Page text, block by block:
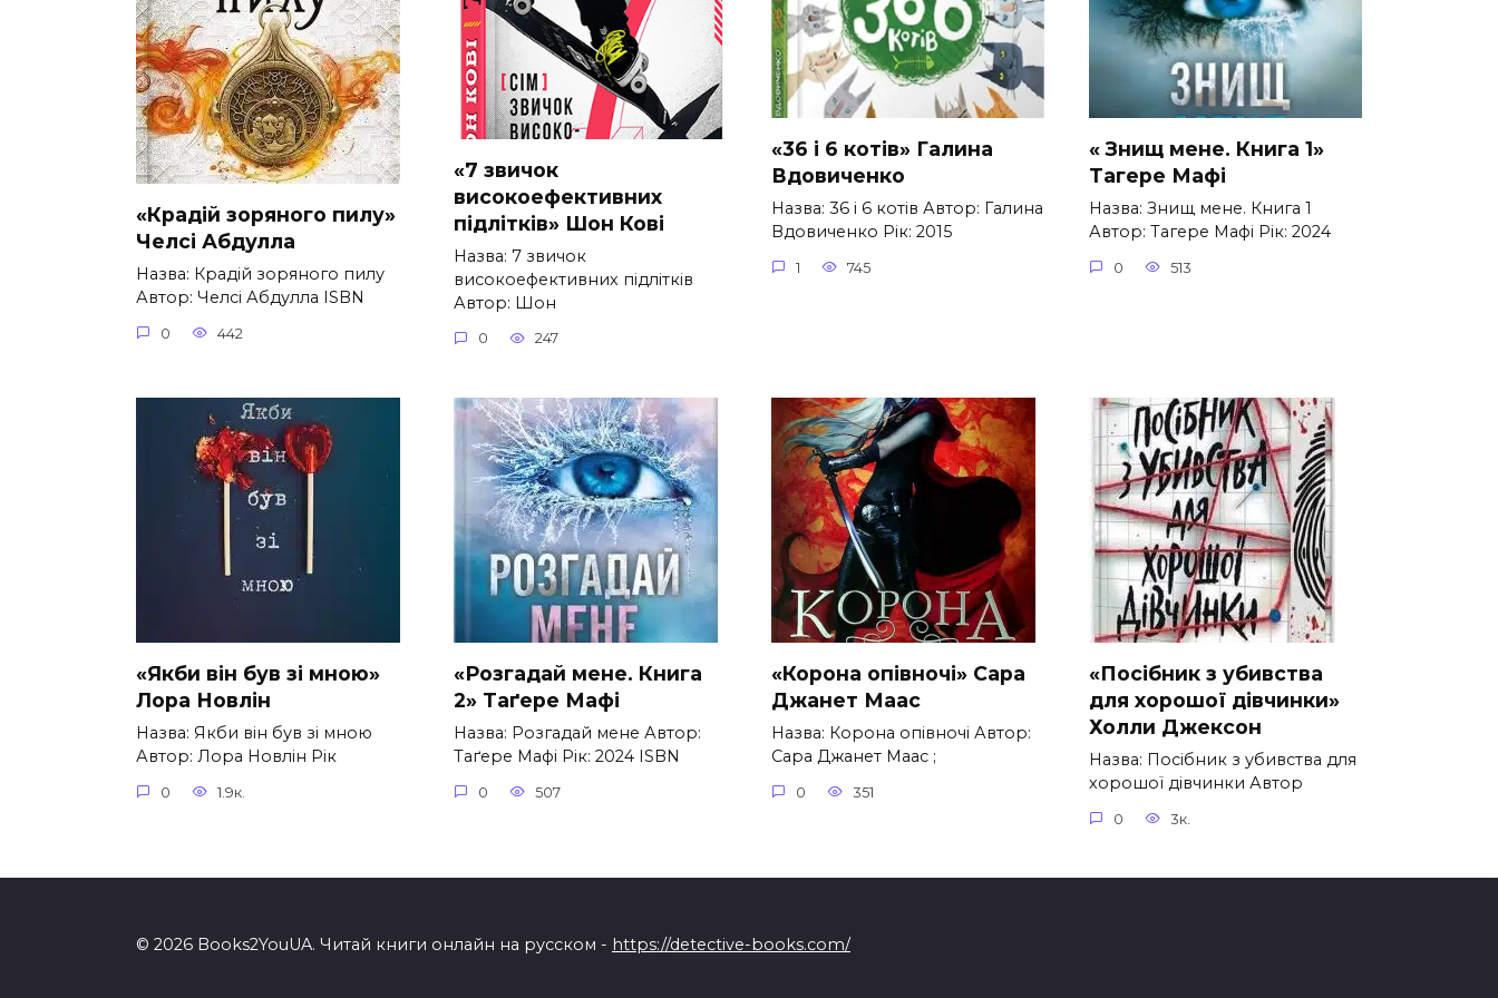
«Крадій зоряного пилу»
Челсі Абдулла
Назва: Крадій зоряного пилу
Автор: Челсі Абдулла ISBN
0 442
«7 звичок
високоефективних
підлітків» Шон Кові
Назва: 7 звичок
високоефективних підлітків
Автор: Шон
0 247
«36 і 6 котів» Галина
Вдовиченко
Назва: 36 і 6 котів Автор: Галина
Вдовиченко Рік: 2015
1 745
« Знищ мене. Книга 1»
Тагере Мафі
Назва: Знищ мене. Книга 1
Автор: Тагере Мафі Рік: 2024
0 513
«Якби він був зі мною»
Лора Новлін
Назва: Якби він був зі мною
Автор: Лора Новлін Рік
0 1.9к.
«Розгадай мене. Книга
2» Таґере Мафі
Назва: Розгадай мене Автор:
Таґере Мафі Рік: 2024 ISBN
0 507
«Корона опівночі» Сара
Джанет Маас
Назва: Корона опівночі Автор:
Сара Джанет Маас ;
0 351
«Посібник з убивства
для хорошої дівчинки»
Холли Джексон
Назва: Посібник з убивства для
хорошої дівчинки Автор
0 3к.
© 2026 Books2YouUA. Читай книги онлайн на русском - https://detective-books.com/